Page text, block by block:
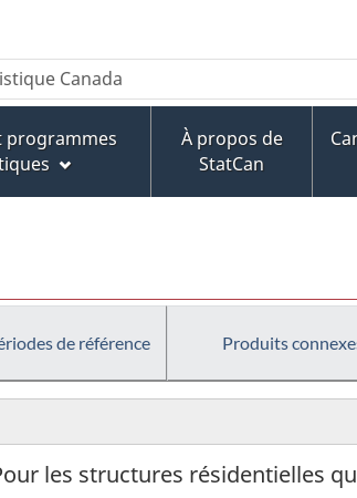
programmes
À propos de
StatCan
de référence Produits
les structures résidentielles